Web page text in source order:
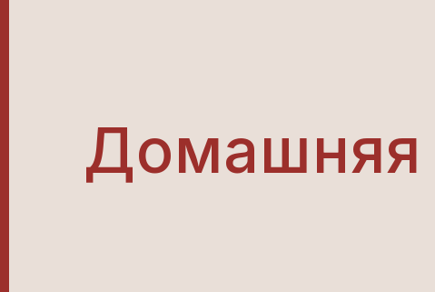
Домашняя